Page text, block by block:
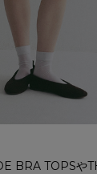
BRA TOPSや